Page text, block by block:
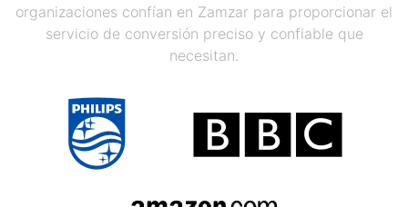
organizaciones confían en Zamzar para proporcionar el
servicio de conversión preciso y confiable que
necesitan.